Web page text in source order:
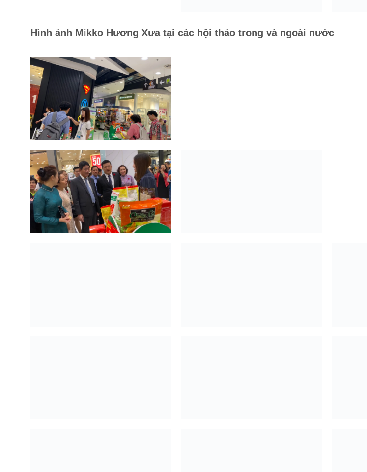
Hình ảnh Mikko Hương Xưa tại các hội thảo trong và ngoài nước